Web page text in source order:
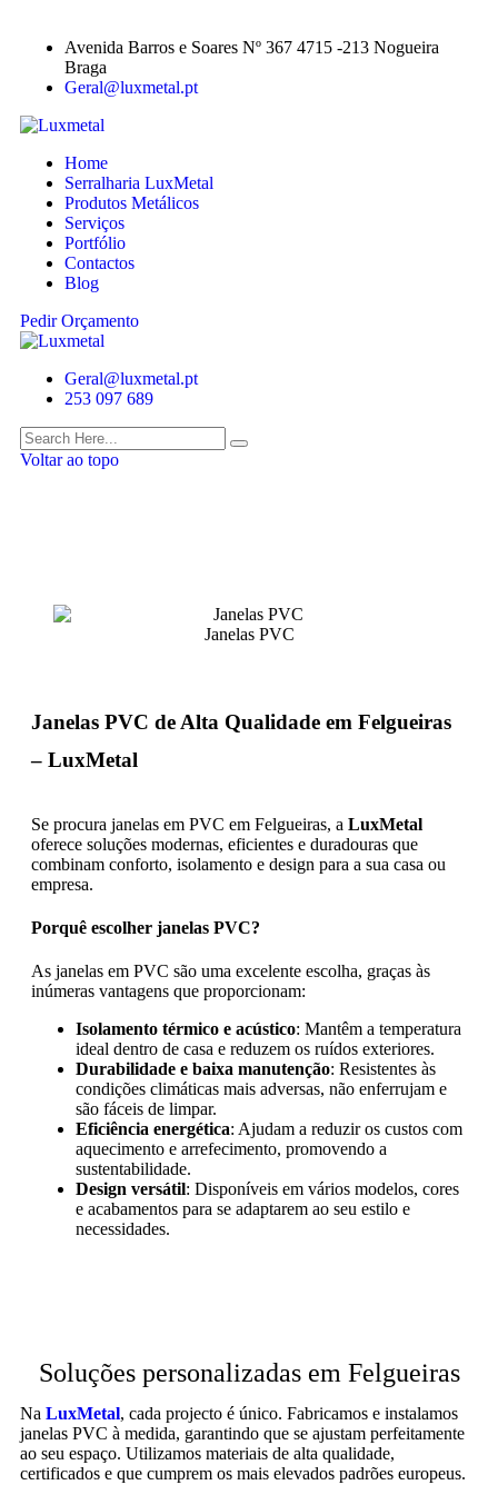
Avenida Barros e Soares Nº 367 4715 -213 Nogueira
Braga
Geral@luxmetal.pt
Home
Serralharia LuxMetal
Produtos Metálicos
Serviços
Portfólio
Contactos
Blog
Pedir Orçamento
Geral@luxmetal.pt
253 097 689
Voltar ao topo
Janelas PVC
Janelas PVC de Alta Qualidade em Felgueiras
– LuxMetal
Se procura janelas em PVC em Felgueiras, a LuxMetal
oferece soluções modernas, eficientes e duradouras que
combinam conforto, isolamento e design para a sua casa ou
empresa.
Porquê escolher janelas PVC?
As janelas em PVC são uma excelente escolha, graças às
inúmeras vantagens que proporcionam:
Isolamento térmico e acústico: Mantêm a temperatura
ideal dentro de casa e reduzem os ruídos exteriores.
Durabilidade e baixa manutenção: Resistentes às
condições climáticas mais adversas, não enferrujam e
são fáceis de limpar.
Eficiência energética: Ajudam a reduzir os custos com
aquecimento e arrefecimento, promovendo a
sustentabilidade.
Design versátil: Disponíveis em vários modelos, cores
e acabamentos para se adaptarem ao seu estilo e
necessidades.
Soluções personalizadas em Felgueiras
Na LuxMetal, cada projecto é único. Fabricamos e instalamos
janelas PVC à medida, garantindo que se ajustam perfeitamente
ao seu espaço. Utilizamos materiais de alta qualidade,
certificados e que cumprem os mais elevados padrões europeus.